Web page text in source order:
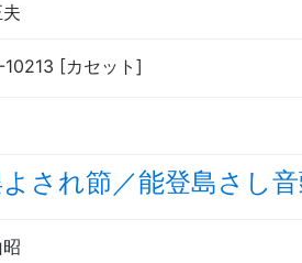
10213 [カセット]
され節／能登島さし